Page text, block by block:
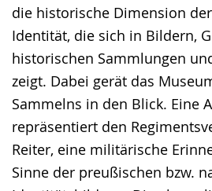
die historische Dimension
Identität, die sich in Bildern,
historischen Sammlungen
zeigt. Dabei gerät das
Sammelns in den Blick. Eine
repräsentiert den
Reiter, eine militärische
Sinne der preußischen bzw.